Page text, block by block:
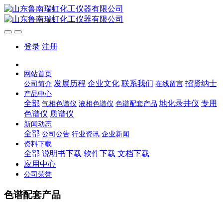
登录 注册
网站首页
公司简介 发展历程 企业文化 联系我们 在线留言 招贤纳士
产品中心
全部 气相色谱仪 液相色谱仪 色谱配套产品 地化录井仪 专用
色谱仪 质谱仪
新闻动态
全部 公司公告 行业资讯 企业新闻
资料下载
全部 说明书下载 软件下载 文档下载
应用中心
公司荣誉
色谱配套产品